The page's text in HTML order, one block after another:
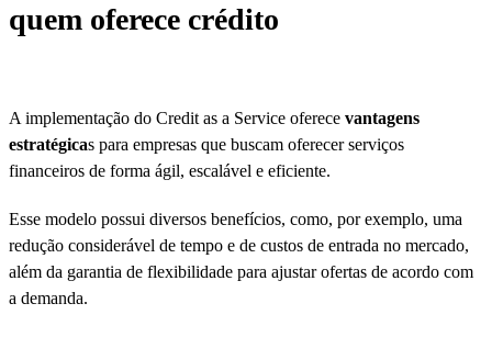
quem oferece crédito
A implementação do Credit as a Service oferece vantagens
estratégicas para empresas que buscam oferecer serviços
financeiros de forma ágil, escalável e eficiente.
Esse modelo possui diversos benefícios, como, por exemplo, uma
redução considerável de tempo e de custos de entrada no mercado,
além da garantia de flexibilidade para ajustar ofertas de acordo com
a demanda.